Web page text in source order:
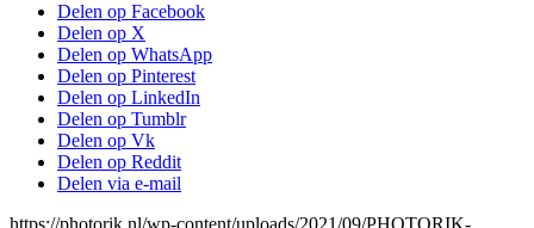
Delen op Facebook
Delen op X
Delen op WhatsApp
Delen op Pinterest
Delen op LinkedIn
Delen op Tumblr
Delen op Vk
Delen op Reddit
Delen via e-mail